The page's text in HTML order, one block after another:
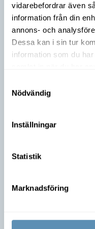
vidarebefordrar även
information från din
annons- och
Dessa kan i sin tur
information som du
Nödvändig
Inställningar
Statistik
Marknadsföring
Är du